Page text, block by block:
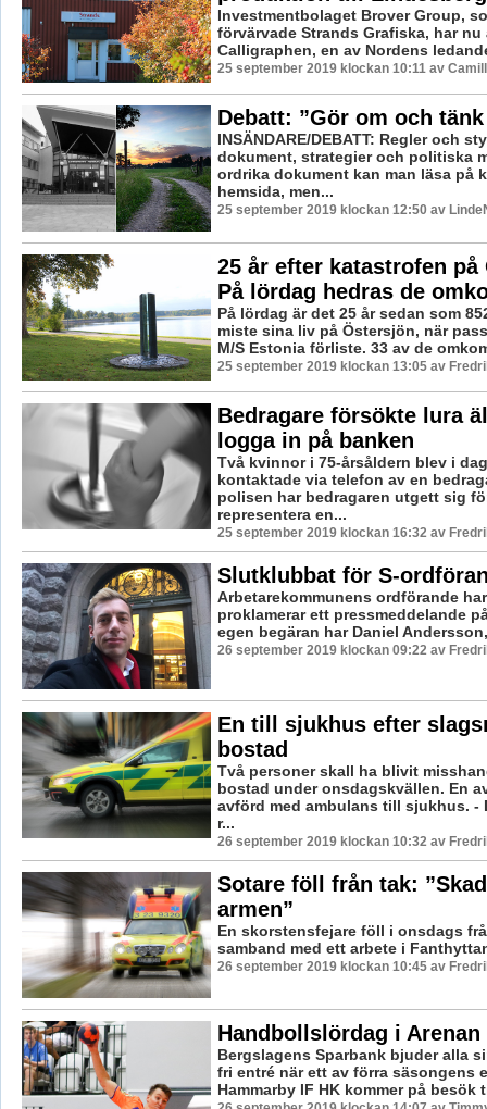
Investmentbolaget Brover Group,
förvärvade Strands Grafiska, har nu
Calligraphen, en av Nordens
25 september 2019 klockan 10:11 av
Debatt: ”Gör om och
INSÄNDARE/DEBATT: Regler och
dokument, strategier och politiska
ordrika dokument kan man läsa på
hemsida, men...
25 september 2019 klockan 12:50 av
25 år efter katastrofen på
På lördag hedras de
På lördag är det 25 år sedan som
miste sina liv på Östersjön, när
M/S Estonia förliste. 33 av de
25 september 2019 klockan 13:05 av
Bedragare försökte lura
logga in på banken
Två kvinnor i 75-årsåldern blev i
kontaktade via telefon av en
polisen har bedragaren utgett sig
representera en...
25 september 2019 klockan 16:32 av
Slutklubbat för S-
Arbetarekommunens ordförande
proklamerar ett pressmeddelande
egen begäran har Daniel
26 september 2019 klockan 09:22 av
En till sjukhus efter
bostad
Två personer skall ha blivit
bostad under onsdagskvällen. En
avförd med ambulans till sjukhus. -
r...
26 september 2019 klockan 10:32 av
Sotare föll från tak:
armen”
En skorstensfejare föll i onsdags
samband med ett arbete i
26 september 2019 klockan 10:45 av
Handbollslördag i Arenan
Bergslagens Sparbank bjuder alla
fri entré när ett av förra säsongens
Hammarby IF HK kommer på besök